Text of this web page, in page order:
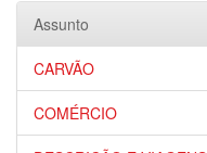
Assunto
CARVÃO
COMÉRCIO